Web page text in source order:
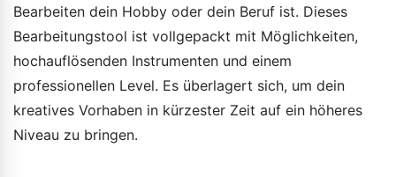
Bearbeiten dein Hobby oder dein Beruf ist. Dieses
Bearbeitungstool ist vollgepackt mit Möglichkeiten,
hochauflösenden Instrumenten und einem
professionellen Level. Es überlagert sich, um dein
kreatives Vorhaben in kürzester Zeit auf ein höheres
Niveau zu bringen.